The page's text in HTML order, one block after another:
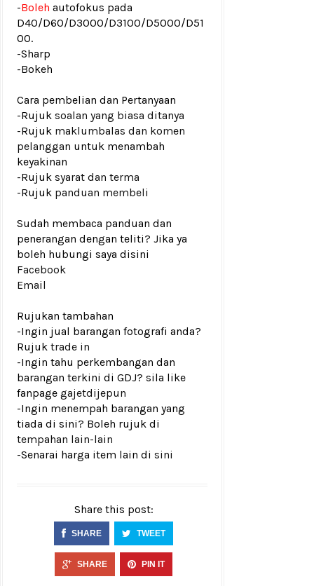
-Boleh autofokus pada
D40/D60/D3000/D3100/D5000/D51
00.
-Sharp
-Bokeh
Cara pembelian dan Pertanyaan
-Rujuk soalan yang biasa ditanya
-Rujuk maklumbalas dan komen
pelanggan untuk menambah
keyakinan
-Rujuk syarat dan terma
-Rujuk panduan membeli
Sudah membaca panduan dan
penerangan dengan teliti? Jika ya
boleh hubungi saya disini
Facebook
Email
Rujukan tambahan
-Ingin jual barangan fotografi anda?
Rujuk trade in
-Ingin tahu perkembangan dan
barangan terkini di GDJ? sila like
fanpage gajetdijepun
-Ingin menempah barangan yang
tiada di sini? Boleh rujuk di
tempahan lain-lain
-Senarai harga item lain di sini
Share this post:
SHARE TWEET
SHARE PIN IT